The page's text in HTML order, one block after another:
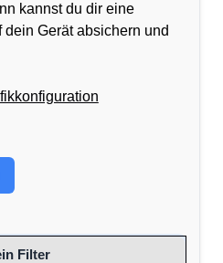
kannst du dir eine
Gerät absichern und
Filter